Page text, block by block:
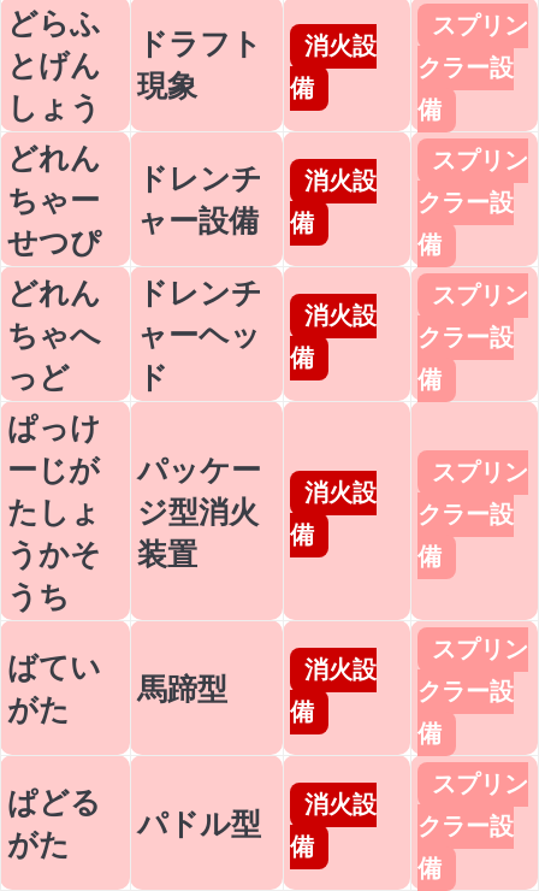
どらふ
とげん
しょう
ドラフト
現象
消火設
備
スプリン
クラー設
備
どれん
ちゃー
せつぴ
ドレンチ
ャー設備
消火設
備
スプリン
クラー設
備
どれん
ちゃへ
っど
ドレンチ
ャーヘッ
ド
消火設
備
スプリン
クラー設
備
ぱっけ
ーじが
たしょ
うかそ
うち
パッケー
ジ型消火
装置
消火設
備
スプリン
クラー設
備
ばてい
がた
馬蹄型
消火設
備
スプリン
クラー設
備
ぱどる
がた
パドル型
消火設
備
スプリン
クラー設
備